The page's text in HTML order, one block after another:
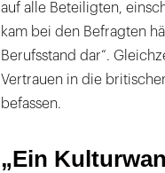
auf alle Beteiligten,
kam bei den Befragten
Berufsstand dar“.
Vertrauen in die
befassen.
„Ein